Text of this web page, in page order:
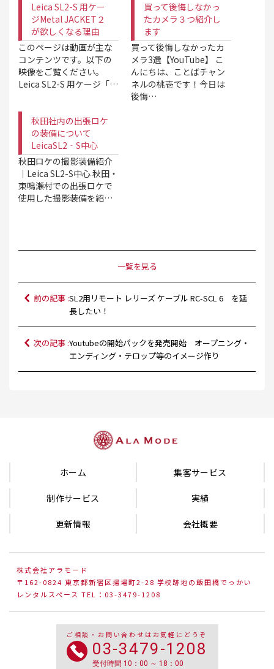
Leica SL2-S 用ケー
ジMetal JACKET２
が欲しくなる理由
このページは動画が主な
コンテンツです。以下の
映像をご覧ください。
Leica SL2-S 用ケージ「…
買って後悔しなかっ
たカメラ３つ紹介し
ます
買って後悔しなかったカ
メラ3選【YouTube】 こ
んにちは、ことばチャン
ネルの桃壱です！今日は
後悔…
秋田社内の出張ロケ
の装備について
LeicaSL2‐S中心
秋田ロケの撮影装備紹介
｜Leica SL2-S中心 秋田・
東鳴瀬村での出張ロケで
使用した撮影装備を紹…
一覧を見る
前の記事 :SL2用リモート レリーズ ケーブル RC-SCL 6 を延
長したい！
次の記事 :Youtubeの開始パックを発売開始 オープニング・
エンディング・テロップ等のイメージ作り
ホーム 集客サービス
制作サービス 実績
更新情報 会社概要
株式会社アラモード
〒162-0824 東京都新宿区揚場町2-28 学校跡地の飯田橋でっかい
レンタルスペース TEL：03-3479-1208
ご相談・お問い合わせはお気軽にどうぞ
03-3479-1208
受付時間 10：00 ～ 18：00